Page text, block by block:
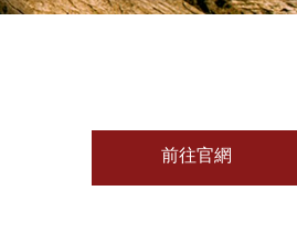
前往官網